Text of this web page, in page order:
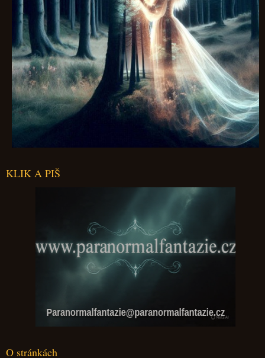
KLIK A PIŠ
Paranormalfantazie@paranormalfantazie.cz
O stránkách